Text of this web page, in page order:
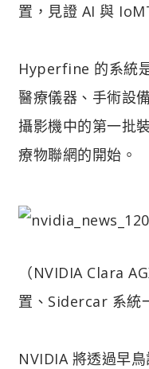
置，見證 AI 與
Hyperfine 的系統
醫療儀器、手術設
攝影機中的第一批
療物聯網的開始。
（NVIDIA Clara
置、Sidercar 系統
NVIDIA 將透過早鳥